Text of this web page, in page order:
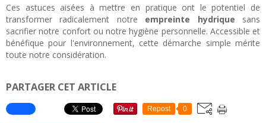
Ces astuces aisées à mettre en pratique ont le potentiel de
transformer radicalement notre empreinte hydrique sans
sacrifier notre confort ou notre hygiène personnelle. Accessible et
bénéfique pour l'environnement, cette démarche simple mérite
toute notre considération.
PARTAGER CET ARTICLE
Repost 0